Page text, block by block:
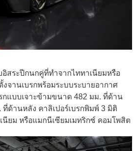
สระปีกนกคู่ที่ทำจากไททาเนียมหรือ
จานเบรกพร้อมระบบระบายอากาศ
กแบบเจาะข้ามขนาด 482 มม. ที่ด้าน
ด้านหลัง คาลิเปอร์เบรกพิมพ์ 3 มิติ
นียม หรือแมกนีเซียมเมทริกซ์ คอมโพสิต